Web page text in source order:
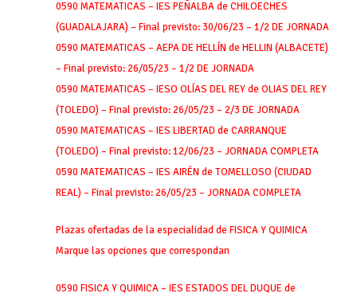
0590 MATEMATICAS – IES PEÑALBA de CHILOECHES
(GUADALAJARA) – Final previsto: 30/06/23 – 1/2 DE JORNADA
0590 MATEMATICAS – AEPA DE HELLÍN de HELLIN (ALBACETE)
– Final previsto: 26/05/23 – 1/2 DE JORNADA
0590 MATEMATICAS – IESO OLÍAS DEL REY de OLIAS DEL REY
(TOLEDO) – Final previsto: 26/05/23 – 2/3 DE JORNADA
0590 MATEMATICAS – IES LIBERTAD de CARRANQUE
(TOLEDO) – Final previsto: 12/06/23 – JORNADA COMPLETA
0590 MATEMATICAS – IES AIRÉN de TOMELLOSO (CIUDAD
REAL) – Final previsto: 26/05/23 – JORNADA COMPLETA
Plazas ofertadas de la especialidad de FISICA Y QUIMICA
Marque las opciones que correspondan
0590 FISICA Y QUIMICA – IES ESTADOS DEL DUQUE de